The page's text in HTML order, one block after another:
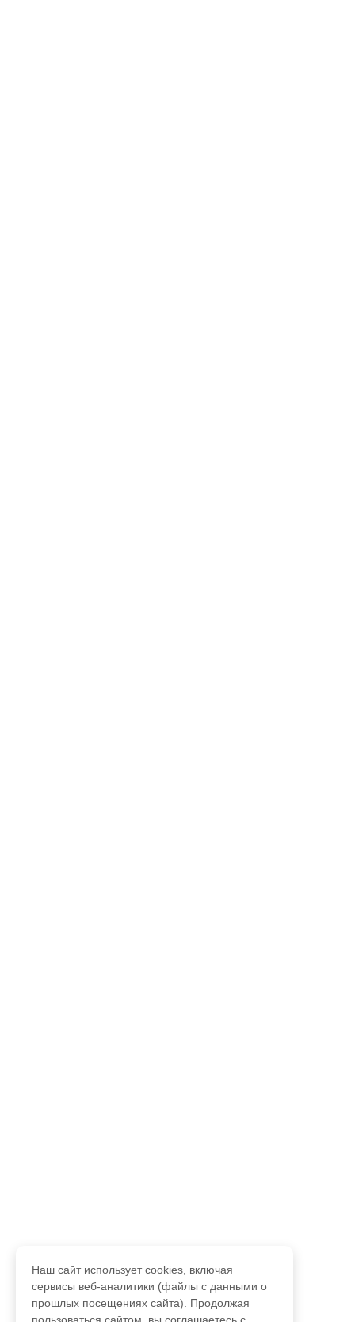
Наш сайт использует cookies, включая
сервисы веб-аналитики (файлы с данными о
прошлых посещениях сайта). Продолжая